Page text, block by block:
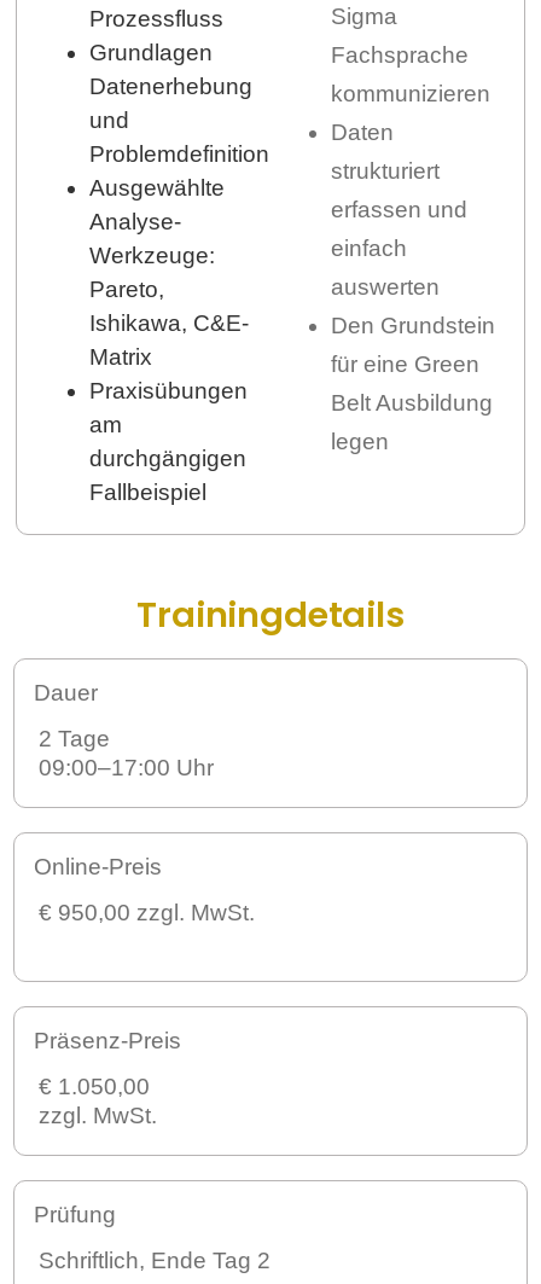
Prozessfluss
Grundlagen
Datenerhebung
und
Problemdefinition
Ausgewählte
Analyse-
Werkzeuge:
Pareto,
Ishikawa, C&E-
Matrix
Praxisübungen
am
durchgängigen
Fallbeispiel
Sigma
Fachsprache
kommunizieren
Daten
strukturiert
erfassen und
einfach
auswerten
Den Grundstein
für eine Green
Belt Ausbildung
legen
Trainingdetails
Dauer
2 Tage
09:00–17:00 Uhr
Online-Preis
€ 950,00 zzgl. MwSt.
Präsenz-Preis
€ 1.050,00
zzgl. MwSt.
Prüfung
Schriftlich, Ende Tag 2